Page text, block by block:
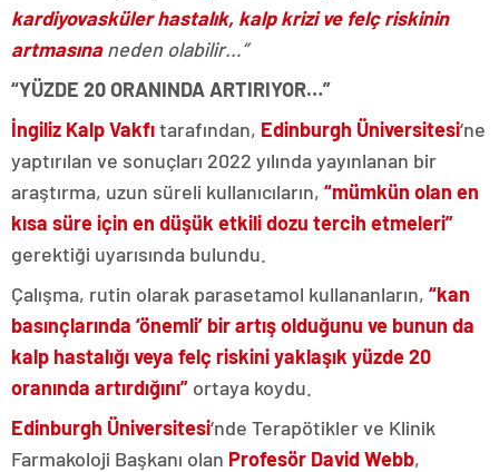
kardiyovasküler hastalık, kalp krizi ve felç riskinin
artmasınaneden olabilir…”
“YÜZDE 20 ORANINDA ARTIRIYOR…”
İngiliz Kalp Vakfıtarafından, Edinburgh Üniversitesi‘ne
yaptırılan ve sonuçları 2022 yılında yayınlanan bir
araştırma, uzun süreli kullanıcıların, “mümkün olan en
kısa süre için en düşük etkili dozu tercih etmeleri”
gerektiği uyarısında bulundu.
Çalışma, rutin olarak parasetamol kullananların, “kan
basınçlarında ‘önemli’ bir artış olduğunu ve bunun da
kalp hastalığı veya felç riskini yaklaşık yüzde 20
oranında artırdığını” ortaya koydu.
Edinburgh Üniversitesi‘nde Terapötikler ve Klinik
Farmakoloji Başkanı olan Profesör David Webb,